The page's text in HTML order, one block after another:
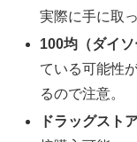
実際に手に取
100均（ダイソ
ている可能性
るので注意。
ドラッグスト